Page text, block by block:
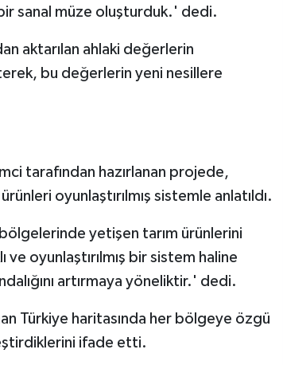
sanal müze oluşturduk.' dedi.
aktarılan ahlaki değerlerin
bu değerlerin yeni nesillere
tarafından hazırlanan projede,
oyunlaştırılmış sistemle anlatıldı.
yetişen tarım ürünlerini
ve oyunlaştırılmış bir sistem haline
artırmaya yöneliktir.' dedi.
Türkiye haritasında her bölgeye özgü
ifade etti.